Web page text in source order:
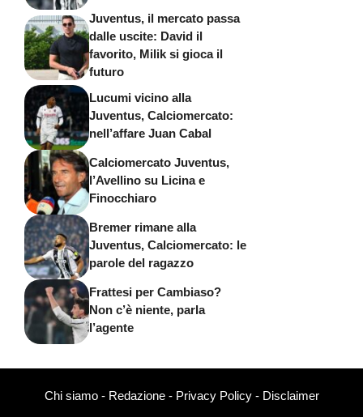
Juventus, il mercato passa
dalle uscite: David il
favorito, Milik si gioca il
futuro
Lucumi vicino alla
Juventus, Calciomercato:
nell’affare Juan Cabal
Calciomercato Juventus,
l’Avellino su Licina e
Finocchiaro
Bremer rimane alla
Juventus, Calciomercato: le
parole del ragazzo
Frattesi per Cambiaso?
Non c’è niente, parla
l’agente
Chi siamo- Redazione- Privacy Policy- Disclaimer